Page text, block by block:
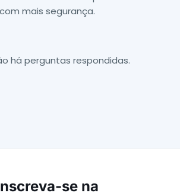
com mais segurança.
há perguntas respondidas.
se na